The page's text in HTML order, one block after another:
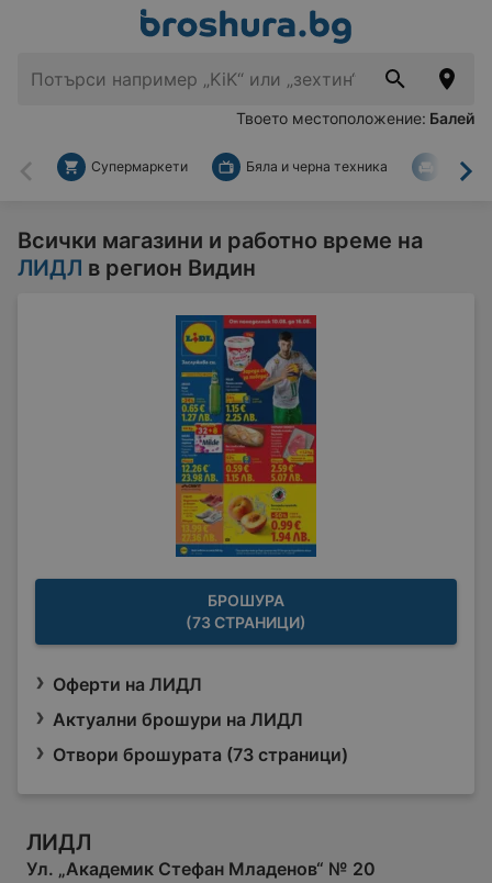
Твоето местоположение: Балей
Назад
Супермаркети Бяла и черна техника За
Всички магазини и работно време на
ЛИДЛ в регион Видин
БРОШУРА
(73 СТРАНИЦИ)
Оферти на ЛИДЛ
Актуални брошури на ЛИДЛ
Отвори брошурата (73 страници)
ЛИДЛ
Ул. „Академик Стефан Младенов“ № 20